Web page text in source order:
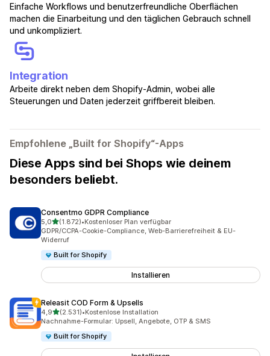
Einfache Workflows und benutzerfreundliche Oberflächen
machen die Einarbeitung und den täglichen Gebrauch schnell
und unkompliziert.
Integration
Arbeite direkt neben dem Shopify-Admin, wobei alle
Steuerungen und Daten jederzeit griffbereit bleiben.
Empfohlene „Built for Shopify“-Apps
Diese Apps sind bei Shops wie deinem
besonders beliebt.
Consentmo GDPR Compliance
5,0von 5 Sternen
(1.872)
1872 Rezensionen insgesamt
•Kostenloser Plan verfügbar
GDPR/CCPA-Cookie-Compliance, Web-Barrierefreiheit & EU-
Widerruf
Built for Shopify
Installieren
Releasit COD Form & Upsells
4,9von 5 Sternen
(2.531)
2531 Rezensionen insgesamt
•Kostenlose Installation
Nachnahme-Formular: Upsell, Angebote, OTP & SMS
Built for Shopify